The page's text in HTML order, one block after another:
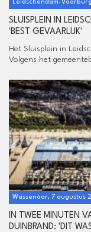
Leidschendam-
SLUISPLEIN IN
'BEST GEVAARLIJK'
Het Sluisplein in
Volgens het
Wassenaar, 7 augustus
IN TWEE MINUTEN
DUINBRAND: 'DIT